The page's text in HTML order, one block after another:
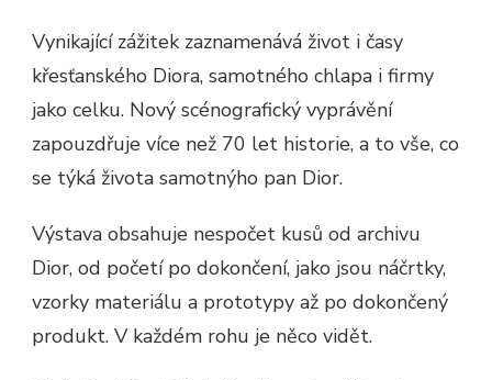
Vynikající zážitek zaznamenává život i časy
křesťanského Diora, samotného chlapa i firmy
jako celku. Nový scénografický vyprávění
zapouzdřuje více než 70 let historie, a to vše, co
se týká života samotnýho pan Dior.
Výstava obsahuje nespočet kusů od archivu
Dior, od početí po dokončení, jako jsou náčrtky,
vzorky materiálu a prototypy až po dokončený
produkt. V každém rohu je něco vidět.